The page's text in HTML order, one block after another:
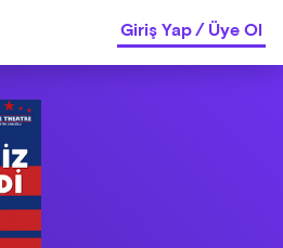
Giriş Yap/Üye Ol